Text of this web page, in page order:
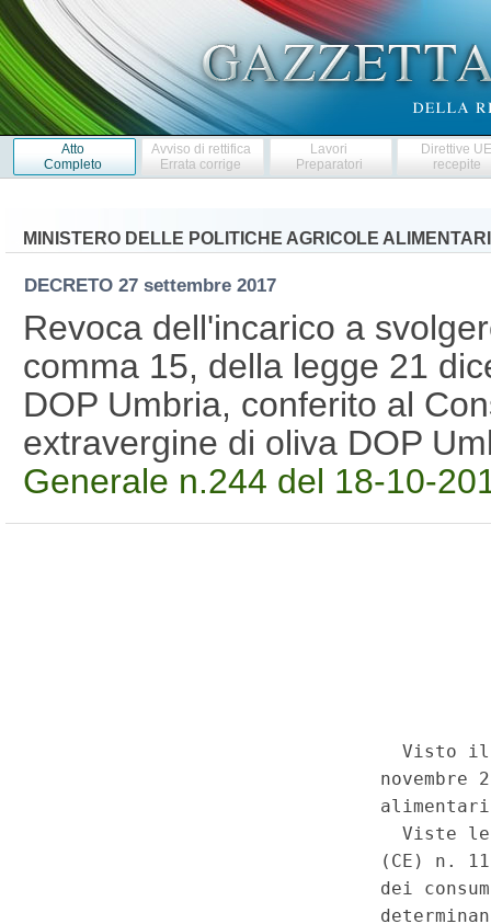
Atto
Completo
Avviso di rettifica
Errata corrige
Lavori
Preparatori
Direttive
recepite
MINISTERO DELLE POLITICHE AGRICOLE
DECRETO 27 settembre 2017
Revoca dell'incarico a
comma 15, della legge 21
DOP Umbria, conferito al
extravergine di oliva DOP
Generale n.244 del 18-10-